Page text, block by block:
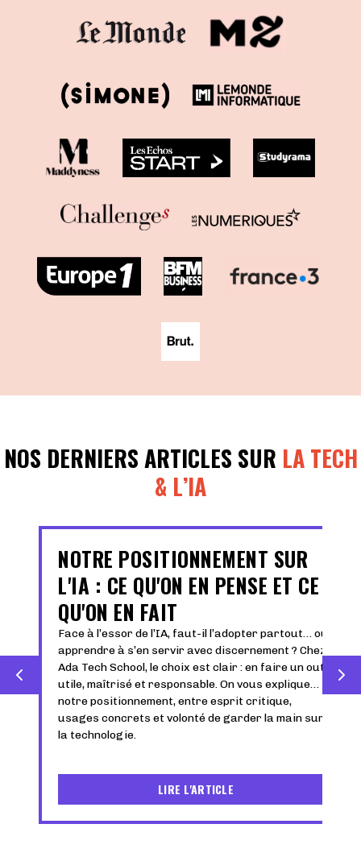
NOS DERNIERS ARTICLES SUR LA TECH
& L’IA
NOTRE POSITIONNEMENT SUR
L'IA : CE QU'ON EN PENSE ET CE
QU'ON EN FAIT
Face à l’essor de l’IA, faut-il l’adopter partout… ou
apprendre à s’en servir avec discernement ? Chez
Ada Tech School, le choix est clair : en faire un outil
utile, maîtrisé et responsable. On vous explique
notre positionnement, entre esprit critique,
usages concrets et volonté de garder la main sur
la technologie.
LIRE L'ARTICLE